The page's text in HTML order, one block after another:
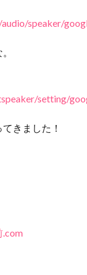
speaker/
setting/
きました！
.com